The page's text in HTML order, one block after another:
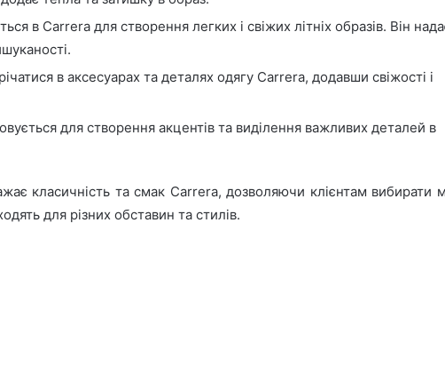
в Carrera для створення легких і свіжих літніх образів. Він
в аксесуарах та деталях одягу Carrera, додавши свіжості і
для створення акцентів та виділення важливих деталей в
класичність та смак Carrera, дозволяючи клієнтам вибирати
для різних обставин та стилів.